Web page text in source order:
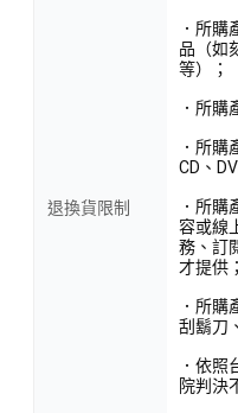
退換貨限制
．所
品（如
等）；
．所購
．所購
CD、
．所
容或線
務、訂
才提供；
．所購
刮鬍刀
．依
院判決